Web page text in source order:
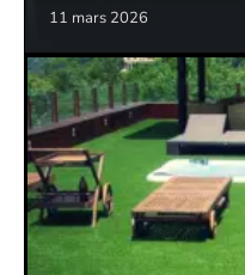
11 mars 2026